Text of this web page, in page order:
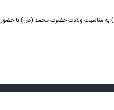
همایش دف نوازان خراسان شمالی، چهارشنبه (۱۹ شهریور ۱۴۰۴) به مناسبت ولادت حضرت